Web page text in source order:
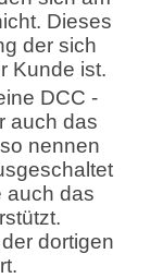
Dieses
der sich
Kunde ist.
DCC -
auch das
nennen
auch das
dortigen